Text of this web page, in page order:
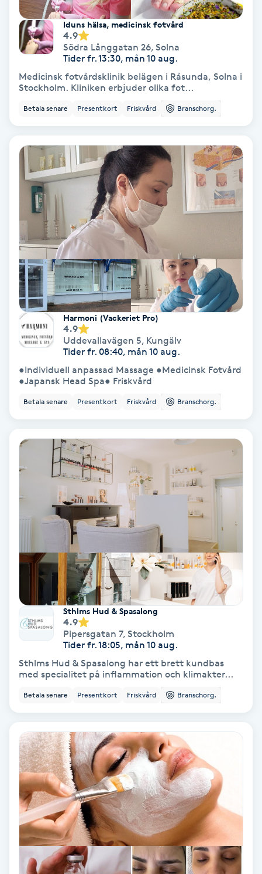
Läpptatuering
Makeup
Manikyr & Pedikyr
Massage
Medial vägledning
Medicinsk massage
Meditation
Medium
Megavolymfransar
Melasma
Mesoterapi
Microshading
Mixfransar
Nagelförlängning
Nagelförlängning akryl
Nagelförlängning gelé
Nagelförlängning glasfiber
Nagelsvamp
Nageltrång
Nagelvård
Naglar borttagning
Iduns hälsa, medicinsk fotvård
4.9
Södra Långgatan 26, Solna
Tider fr. 13:30, mån 10 aug.
Medicinsk fotvårdsklinik belägen i Råsunda, Solna i
Stockholm. Kliniken erbjuder olika fot...
Betala senare Presentkort Friskvård Branschorg.
Harmoni (Vackeriet Pro)
4.9
Uddevallavägen 5, Kungälv
Tider fr. 08:40, mån 10 aug.
●Individuell anpassad Massage ●Medicinsk Fotvård
●Japansk Head Spa● Friskvård
Betala senare Presentkort Friskvård Branschorg.
Sthlms Hud & Spasalong
4.9
Pipersgatan 7, Stockholm
Tider fr. 18:05, mån 10 aug.
Sthlms Hud & Spasalong har ett brett kundbas
med specialitet på inflammation och klimakter...
Betala senare Presentkort Friskvård Branschorg.